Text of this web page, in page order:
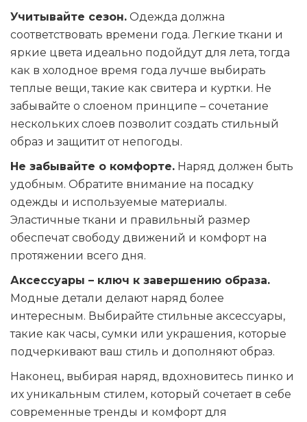
Учитывайте сезон. Одежда должна
соответствовать времени года. Легкие ткани и
яркие цвета идеально подойдут для лета, тогда
как в холодное время года лучше выбирать
теплые вещи, такие как свитера и куртки. Не
забывайте о слоеном принципе – сочетание
нескольких слоев позволит создать стильный
образ и защитит от непогоды.
Не забывайте о комфорте. Наряд должен быть
удобным. Обратите внимание на посадку
одежды и используемые материалы.
Эластичные ткани и правильный размер
обеспечат свободу движений и комфорт на
протяжении всего дня.
Аксессуары – ключ к завершению образа.
Модные детали делают наряд более
интересным. Выбирайте стильные аксессуары,
такие как часы, сумки или украшения, которые
подчеркивают ваш стиль и дополняют образ.
Наконец, выбирая наряд, вдохновитесь пинко и
их уникальным стилем, который сочетает в себе
современные тренды и комфорт для